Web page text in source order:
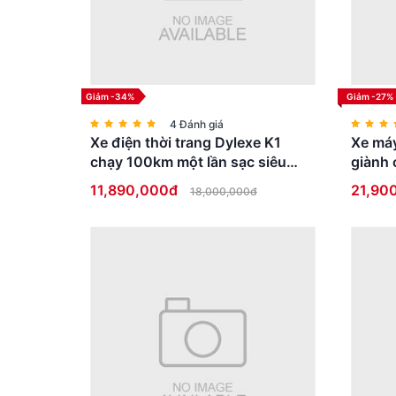
Giảm -34%
4 Đánh giá
Xe điện thời trang Dylexe K1
chạy 100km một lần sạc siêu
HOT
11,890,000đ 18,000,000đ
Giảm -27%
Xe
giành
bằng